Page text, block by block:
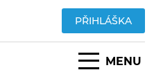
PŘIHLÁŠKA
MENU